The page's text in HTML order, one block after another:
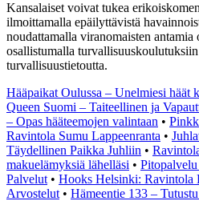
Kansalaiset voivat tukea
ilmoittamalla epäilyttävistä
noudattamalla viranomaisten antamia
osallistumalla
turvallisuustietoutta.
Hääpaikat Oulussa – Unelmiesi häät
Queen Suomi – Taiteellinen ja
– Opas hääteemojen valintaan •
Ravintola Sumu Lappeenranta •
Täydellinen Paikka Juhliin •
makuelämyksiä lähelläsi •
Palvelut • Hooks Helsinki: Ravintola
Arvostelut • Hämeentie 133 –